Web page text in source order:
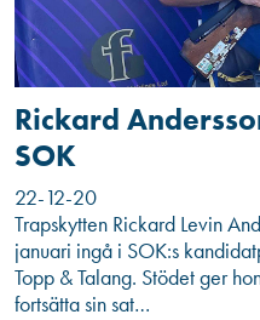
Rickard
SOK
22-12-20
Trapskytten Rickard Levin
januari ingå i SOK:s
Topp & Talang. Stödet ger
fortsätta sin sat…